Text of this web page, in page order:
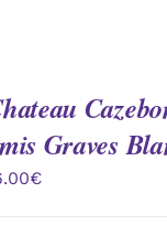
Graves
€